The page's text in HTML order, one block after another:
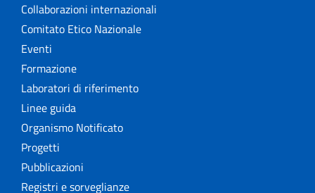
Collaborazioni internazionali
Comitato Etico Nazionale
Eventi
Formazione
Laboratori di riferimento
Linee guida
Organismo Notificato
Progetti
Pubblicazioni
Registri e sorveglianze